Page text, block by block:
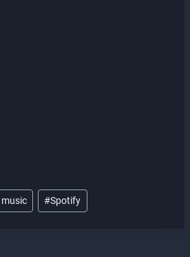
music #Spotify